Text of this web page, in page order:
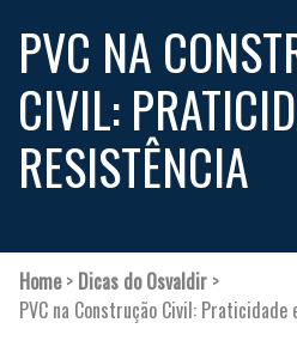
PVC NA
CIVIL:
RESISTÊNCIA
Home> Dicas do Osvaldir >
PVC na Construção Civil: